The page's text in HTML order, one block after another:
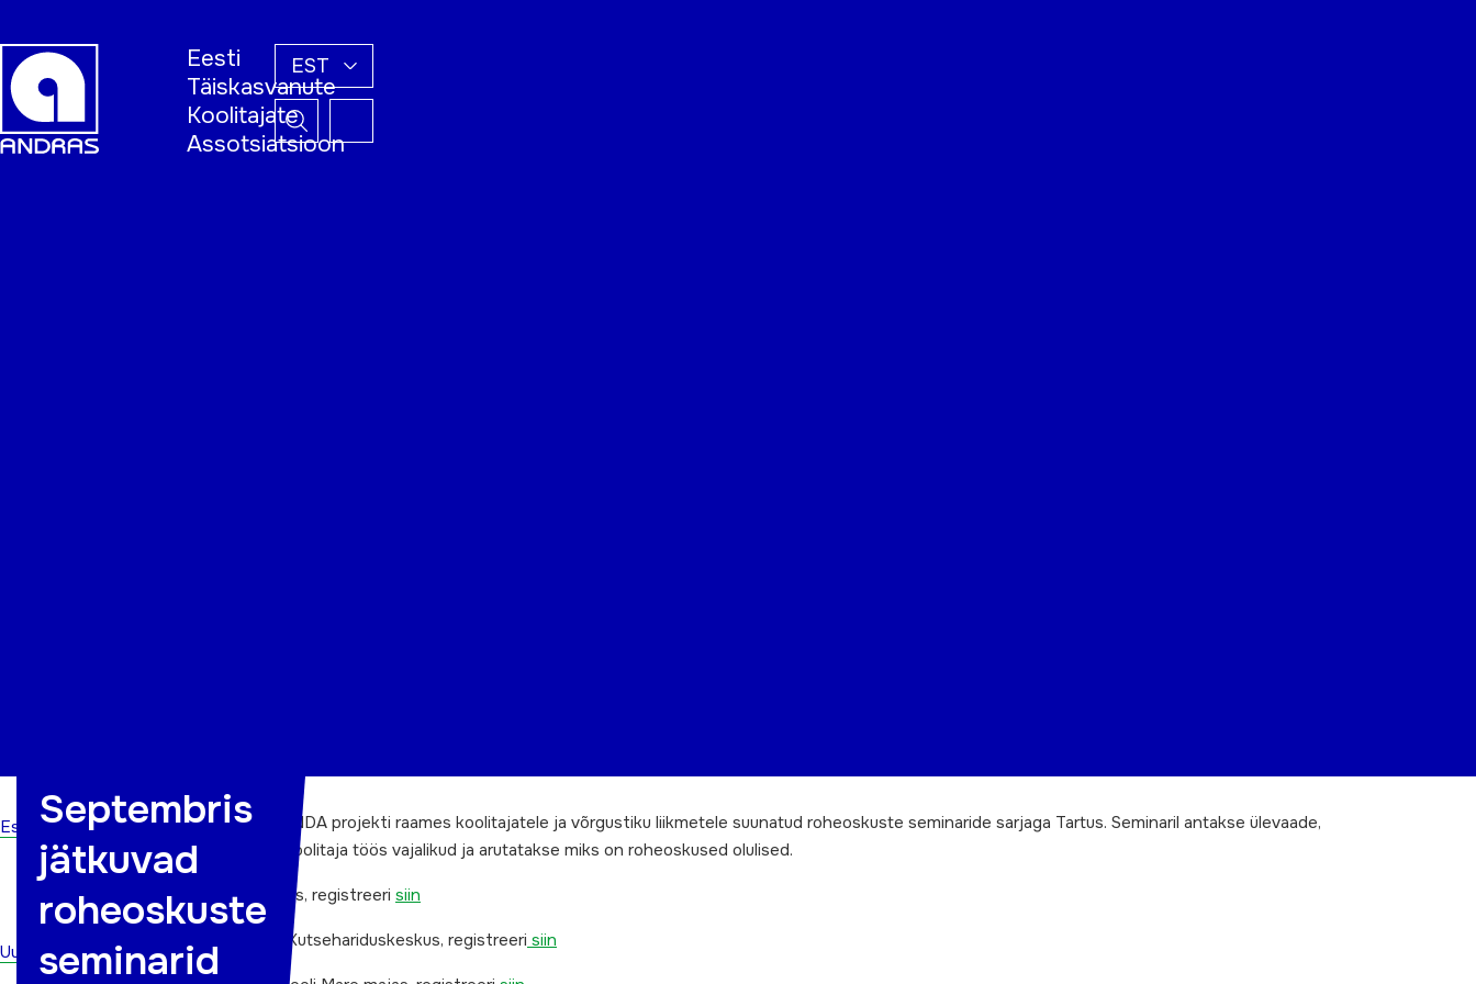
Eesti
Täiskasvanute
Koolitajate
Assotsiatsioon
EST
Esileht
Uudised
Septembris
jätkuvad
roheoskuste
seminarid
Septembris jätkuvad AGENDA projekti raames koolitajatele ja võrgustiku liikmetele suunatud roheoskuste seminaride sarjaga Tartus. Seminaril antakse ülevaade,
millised roheoskused on koolitaja töös vajalikud ja arutatakse miks on roheoskused olulised.
9. septembril Tartu Ülikoolis, registreeri siin
10. septembril Pärnumaa Kutsehariduskeskus, registreeri siin